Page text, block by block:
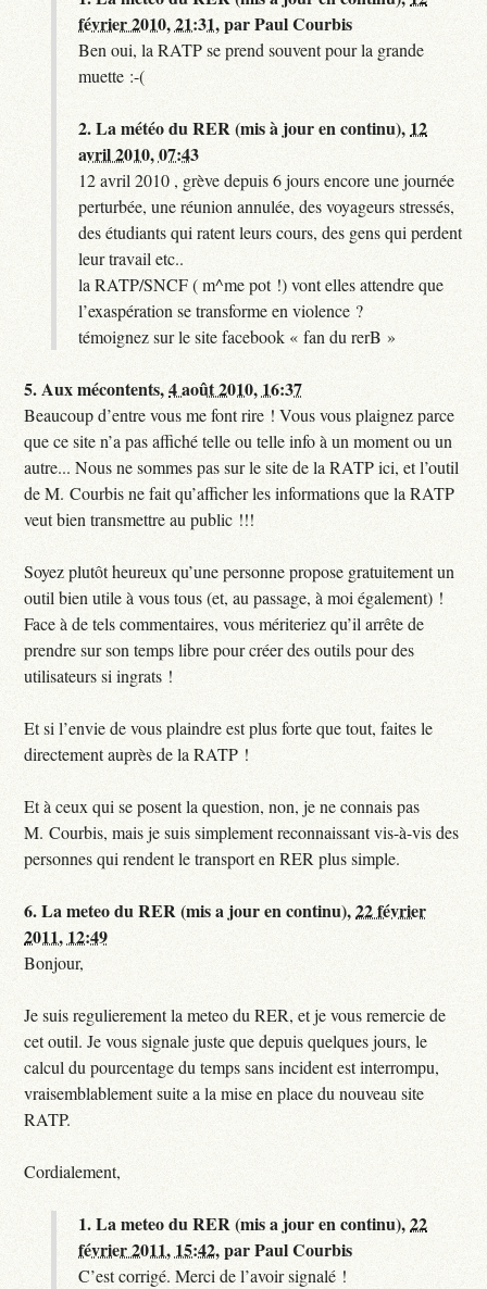
février 2010, 21:31,parPaul Courbis
Ben oui, la RATP se prend souvent pour la grande
muette :-(
2.La météo du RER (mis à jour en continu), 12
avril 2010, 07:43
12 avril 2010 , grève depuis 6 jours encore une journée
perturbée, une réunion annulée, des voyageurs stressés,
des étudiants qui ratent leurs cours, des gens qui perdent
leur travail etc..
la RATP/SNCF ( m^me pot !) vont elles attendre que
l’exaspération se transforme en violence ?
témoignez sur le site facebook « fan du rerB »
5.Aux mécontents,4 août 2010, 16:37
Beaucoup d’entre vous me font rire ! Vous vous plaignez parce
que ce site n’a pas affiché telle ou telle info à un moment ou un
autre... Nous ne sommes pas sur le site de la RATP ici, et l’outil
de M. Courbis ne fait qu’afficher les informations que la RATP
veut bien transmettre au public !!!
Soyez plutôt heureux qu’une personne propose gratuitement un
outil bien utile à vous tous (et, au passage, à moi également) !
Face à de tels commentaires, vous mériteriez qu’il arrête de
prendre sur son temps libre pour créer des outils pour des
utilisateurs si ingrats !
Et si l’envie de vous plaindre est plus forte que tout, faites le
directement auprès de la RATP !
Et à ceux qui se posent la question, non, je ne connais pas
M. Courbis, mais je suis simplement reconnaissant vis-à-vis des
personnes qui rendent le transport en RER plus simple.
6.La meteo du RER (mis a jour en continu),22 février
2011, 12:49
Bonjour,
Je suis regulierement la meteo du RER, et je vous remercie de
cet outil. Je vous signale juste que depuis quelques jours, le
calcul du pourcentage du temps sans incident est interrompu,
vraisemblablement suite a la mise en place du nouveau site
RATP.
Cordialement,
1.La meteo du RER (mis a jour en continu),22
février 2011, 15:42,parPaul Courbis
C’est corrigé. Merci de l’avoir signalé !